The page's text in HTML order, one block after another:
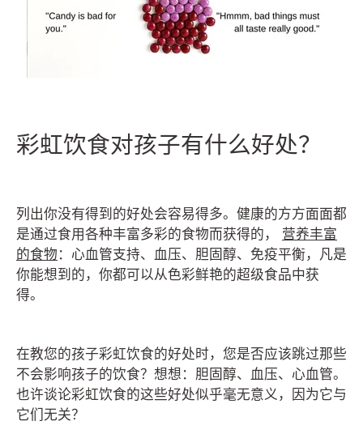
彩虹饮食对孩子有什么好处？
列出你没有得到的好处会容易得多。健康的方方面面都
是通过食用各种丰富多彩的食物而获得的， 营养丰富
的食物 ：心血管支持、血压、胆固醇、免疫平衡，凡是
你能想到的，你都可以从色彩鲜艳的超级食品中获
得。
在教您的孩子彩虹饮食的好处时，您是否应该跳过那些
不会影响孩子的饮食？想想：胆固醇、血压、心血管。
也许谈论彩虹饮食的这些好处似乎毫无意义，因为它与
它们无关？